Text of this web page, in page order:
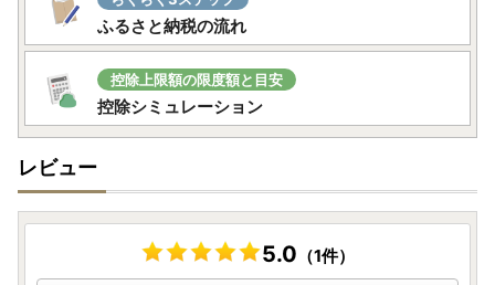
ふるさと納税の流れ
控除上限額の限度額と目安
控除シミュレーション
レビュー
5.0 （1件）